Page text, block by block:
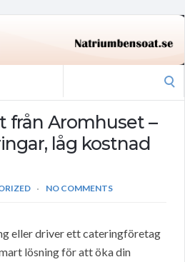
från Aromhuset –
låg kostnad
NO COMMENTS
eller driver ett cateringföretag
lösning för att öka din